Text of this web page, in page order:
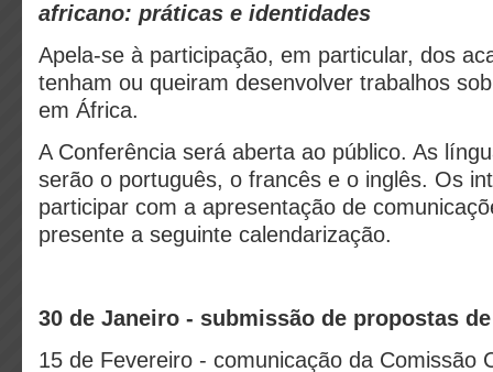
africano: práticas e identidades
Apela-se à participação, em particular, dos
tenham ou queiram desenvolver trabalhos
em África.
A Conferência será aberta ao público. As
serão o português, o francês e o inglês. Os
participar com a apresentação de
presente a seguinte calendarização.
30 de Janeiro - submissão de propostas
15 de Fevereiro - comunicação da Comissão